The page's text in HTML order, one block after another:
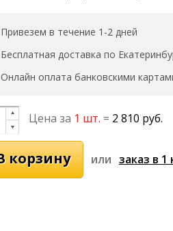
Привезем в течение 1-2 дней
Бесплатная доставка по
Онлайн оплата банковскими
Цена за 1 шт. = 2 810 руб.
или